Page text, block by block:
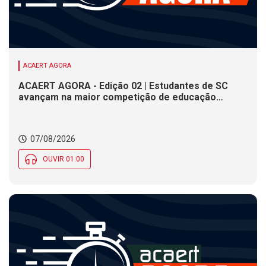
ACAERT AGORA
ACAERT AGORA - Edição 02 | Estudantes de SC
avançam na maior competição de educação
Social nesta sexta (7)
07/08/2026
OUVIR 01:00